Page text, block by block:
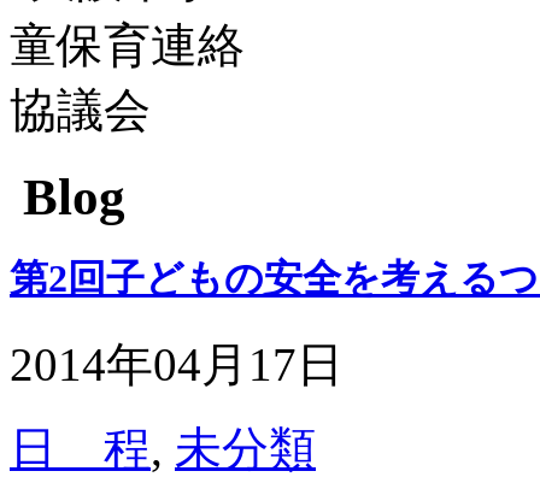
Blog
第2回子どもの安全を考える
2014年04月17日
日 程, 未分類